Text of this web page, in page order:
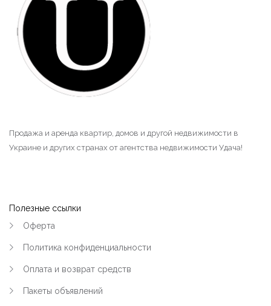
Продажа и аренда квартир, домов и другой недвижимости в
Украине и других странах от агентства недвижимости Удача!
Полезные ссылки
Оферта
Политика конфиденциальности
Оплата и возврат средств
Пакеты объявлений